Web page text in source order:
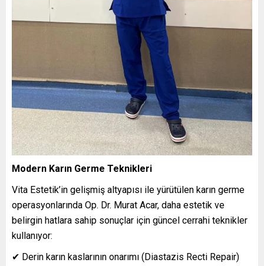
Modern Karın Germe Teknikleri
Vita Estetik’in gelişmiş altyapısı ile yürütülen karın germe
operasyonlarında Op. Dr. Murat Acar, daha estetik ve
belirgin hatlara sahip sonuçlar için güncel cerrahi teknikler
kullanıyor:
✔ Derin karın kaslarının onarımı (Diastazis Recti Repair)